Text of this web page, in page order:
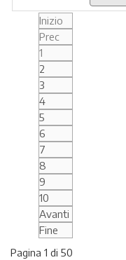
Inizio
Prec
1
2
3
4
5
6
7
8
9
10
Avanti
Fine
Pagina 1 di 50